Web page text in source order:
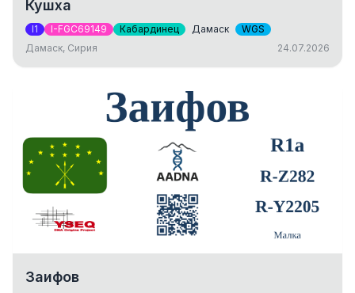
Кушха
I1 I-FGC69149 Кабардинец Дамаск
WGS
Дамаск, Сирия
24.07.2026
Заифов